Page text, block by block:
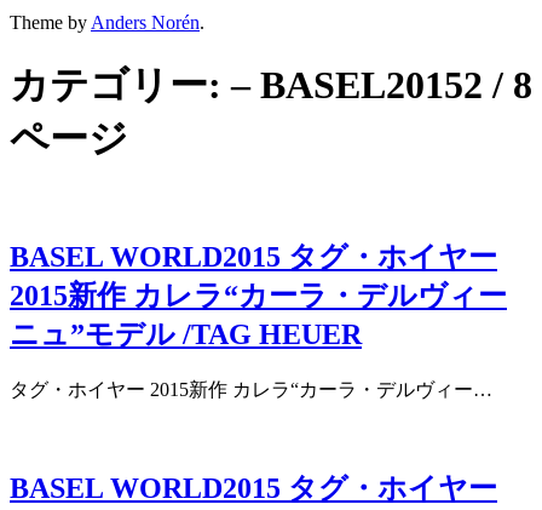
Theme by Anders Norén.
カテゴリー:– BASEL20152 / 8
ページ
BASEL WORLD2015 タグ・ホイヤー
2015新作 カレラ“カーラ・デルヴィー
ニュ”モデル /TAG HEUER
タグ・ホイヤー 2015新作 カレラ“カーラ・デルヴィー…
BASEL WORLD2015 タグ・ホイヤー